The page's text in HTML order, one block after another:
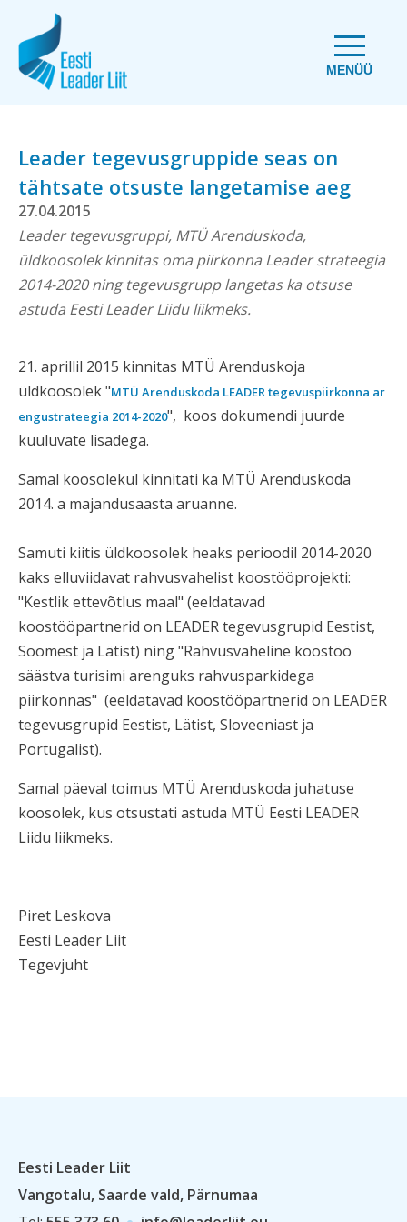
MENÜÜ
Leader tegevusgruppide seas on
tähtsate otsuste langetamise aeg
27.04.2015
Leader tegevusgruppi, MTÜ Arenduskoda,
üldkoosolek kinnitas oma piirkonna Leader strateegia
2014-2020 ning tegevusgrupp langetas ka otsuse
astuda Eesti Leader Liidu liikmeks.
21. aprillil 2015 kinnitas MTÜ Arenduskoja
üldkoosolek "MTÜ Arenduskoda LEADER tegevuspiirkonna ar
engustrateegia 2014-2020", koos dokumendi juurde
kuuluvate lisadega.
Samal koosolekul kinnitati ka MTÜ Arenduskoda
2014. a majandusaasta aruanne.
Samuti kiitis üldkoosolek heaks perioodil 2014-2020
kaks elluviidavat rahvusvahelist koostööprojekti:
"Kestlik ettevõtlus maal" (eeldatavad
koostööpartnerid on LEADER tegevusgrupid Eestist,
Soomest ja Lätist) ning "Rahvusvaheline koostöö
säästva turisimi arenguks rahvusparkidega
piirkonnas" (eeldatavad koostööpartnerid on LEADER
tegevusgrupid Eestist, Lätist, Sloveeniast ja
Portugalist).
Samal päeval toimus MTÜ Arenduskoda juhatuse
koosolek, kus otsustati astuda MTÜ Eesti LEADER
Liidu liikmeks.
Piret Leskova
Eesti Leader Liit
Tegevjuht
Eesti Leader Liit
Vangotalu, Saarde vald, Pärnumaa